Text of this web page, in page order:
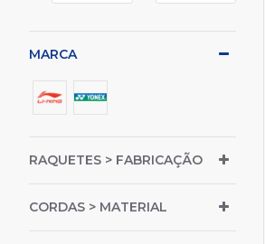
MARCA
RAQUETES > FABRICAÇÃO
CORDAS > MATERIAL